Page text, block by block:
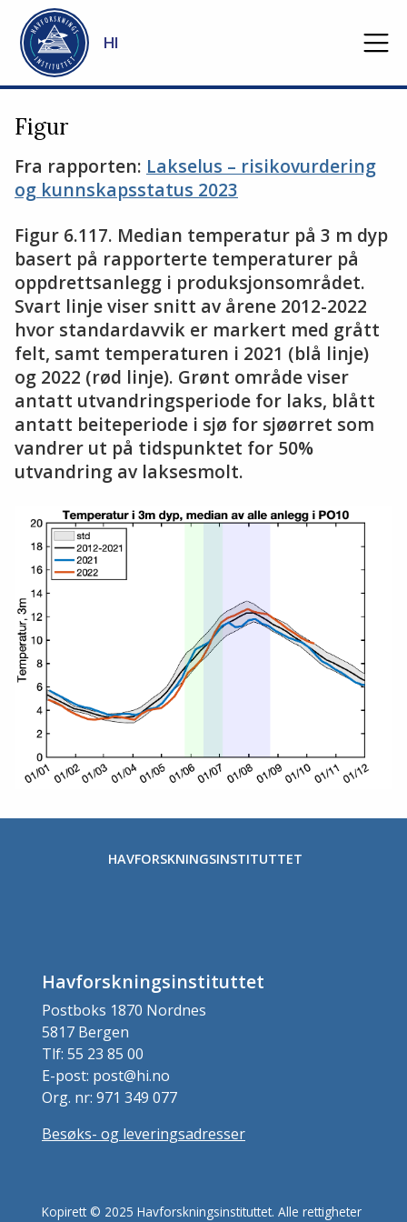
Gå til hovedinnhold
HI
Figur
Fra rapporten: Lakselus – risikovurdering
og kunnskapsstatus 2023
Figur 6.117. Median temperatur på 3 m dyp
basert på rapporterte temperaturer på
oppdrettsanlegg i produksjonsområdet.
Svart linje viser snitt av årene 2012-2022
hvor standardavvik er markert med grått
felt, samt temperaturen i 2021 (blå linje)
og 2022 (rød linje). Grønt område viser
antatt utvandringsperiode for laks, blått
antatt beiteperiode i sjø for sjøørret som
vandrer ut på tidspunktet for 50%
utvandring av laksesmolt.
HAVFORSKNINGSINSTITUTTET
Havforskningsinstituttet
Postboks 1870 Nordnes
5817 Bergen
Tlf: 55 23 85 00
E-post: post@hi.no
Org. nr: 971 349 077
Besøks- og leveringsadresser
Kopirett © 2025 Havforskningsinstituttet. Alle rettigheter